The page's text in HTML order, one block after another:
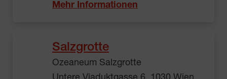
Mehr Informationen
Salzgrotte
Ozeaneum Salzgrotte